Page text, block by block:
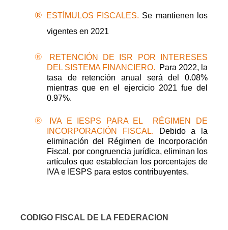
® ESTÍMULOS FISCALES. Se mantienen los
vigentes en 2021
®
RETENCIÓN DE ISR POR INTERESES
DEL SISTEMA FINANCIERO.
Para 2022, la
tasa de retención anual será del 0.08%
mientras que en el ejercicio 2021 fue del
0.97%.
® IVA E IESPS PARA EL
RÉGIMEN DE
INCORPORACIÓN FISCAL.
Debido a la
eliminación del Régimen de Incorporación
Fiscal, por congruencia jurídica, eliminan los
artículos que establecían los porcentajes de
IVA e IESPS para estos contribuyentes.
CODIGO FISCAL DE LA FEDERACION